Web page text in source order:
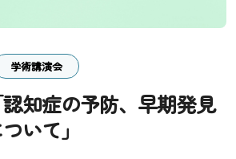
学術講演会
知症の予防、早期発見
いて」